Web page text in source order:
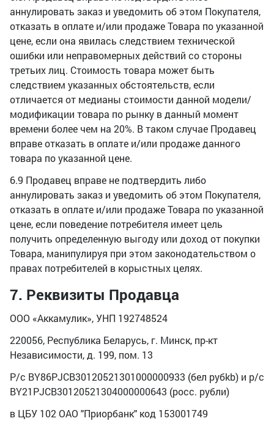
аннулировать заказ и уведомить об этом Покупателя,
отказать в оплате и/или продаже Товара по указанной
цене, если она явилась следствием технической
ошибки или неправомерных действий со стороны
третьих лиц. Стоимость товара может быть
следствием указанных обстоятельств, если
отличается от медианы стоимости данной модели/
модификации товара по рынку в данный момент
времени более чем на 20%. В таком случае Продавец
вправе отказать в оплате и/или продаже данного
товара по указанной цене.
6.9 Продавец вправе не подтвердить либо
аннулировать заказ и уведомить об этом Покупателя,
отказать в оплате и/или продаже Товара по указанной
цене, если поведение потребителя имеет цель
получить определенную выгоду или доход от покупки
Товара, манипулируя при этом законодательством о
правах потребителей в корыстных целях.
7. Реквизиты Продавца
ООО «Аккамулик», УНП 192748524
220056, Республика Беларусь, г. Минск, пр-кт
Независимости, д. 199, пом. 13
Р/с BY86PJCB30120521301000000933 (бел рубkb) и р/с
BY21PJCB30120521304000000643 (росс. рубли)
в ЦБУ 102 ОАО "Приорбанк" код 153001749